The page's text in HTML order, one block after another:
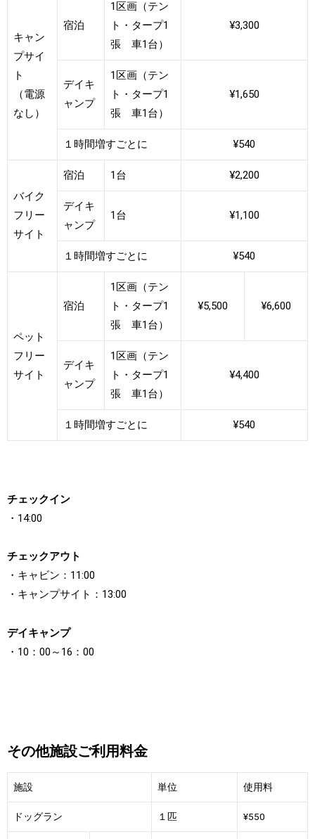
キャン
プサイ
ト
（電源
なし）
宿泊
1区画（テン
ト・タープ1
張 車1台）
¥3,300
デイキ
ャンプ
1区画（テン
ト・タープ1
張 車1台）
¥1,650
１時間増すごとに ¥540
バイク
フリー
サイト
宿泊 1台 ¥2,200
デイキ
ャンプ
1台 ¥1,100
１時間増すごとに ¥540
ペット
フリー
サイト
宿泊
1区画（テン
ト・タープ1
張 車1台）
¥5,500 ¥6,600
デイキ
ャンプ
1区画（テン
ト・タープ1
張 車1台）
¥4,400
１時間増すごとに ¥540
チェックイン
・14:00
チェックアウト
・キャビン：11:00
・キャンプサイト：13:00
デイキャンプ
・10：00～16：00
その他施設ご利用料金
施設 単位 使用料
ドッグラン １匹 ¥550